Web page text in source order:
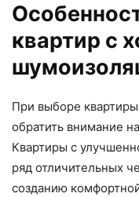
квартир с
При выборе
обратить внимание
Квартиры с
ряд отличительных
созданию